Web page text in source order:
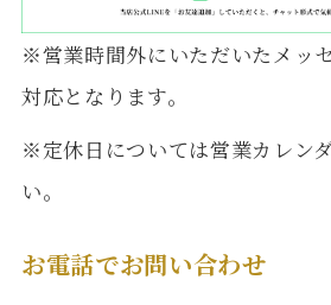
※営業時間外にいただいたメッ
対応となります。
※定休日については営業カレン
い。
お電話でお問い合わせ